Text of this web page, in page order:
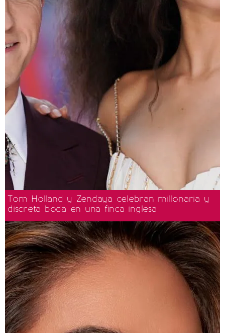
Tom Holland y Zendaya celebran millonaria y
discreta boda en una finca inglesa